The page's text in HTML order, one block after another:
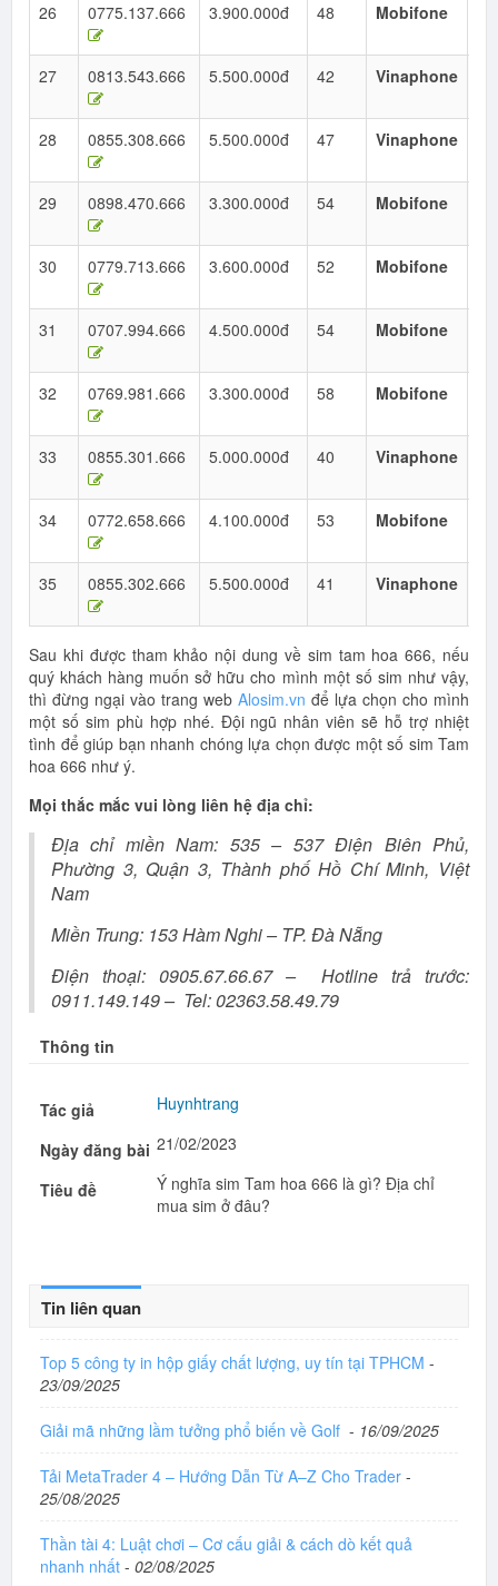
26
0775.137.666 3.900.000đ 48 Mobifone
27
0813.543.666 5.500.000đ 42 Vinaphone
28
0855.308.666 5.500.000đ 47 Vinaphone
29
0898.470.666 3.300.000đ 54 Mobifone
30
0779.713.666 3.600.000đ 52 Mobifone
31
0707.994.666 4.500.000đ 54 Mobifone
32
0769.981.666 3.300.000đ 58 Mobifone
33
0855.301.666 5.000.000đ 40 Vinaphone
34
0772.658.666 4.100.000đ 53 Mobifone
35
0855.302.666 5.500.000đ 41 Vinaphone
Sau khi được tham khảo nội dung về sim tam hoa 666, nếu
quý khách hàng muốn sở hữu cho mình một số sim như vậy,
thì đừng ngại vào trang web Alosim.vn để lựa chọn cho mình
một số sim phù hợp nhé. Đội ngũ nhân viên sẽ hỗ trợ nhiệt
tình để giúp bạn nhanh chóng lựa chọn được một số sim Tam
hoa 666 như ý.
Mọi thắc mắc vui lòng liên hệ địa chỉ:
Địa chỉ miền Nam: 535 – 537 Điện Biên Phủ,
Phường 3, Quận 3, Thành phố Hồ Chí Minh, Việt
Nam
Miền Trung: 153 Hàm Nghi – TP. Đà Nẵng
Điện thoại: 0905.67.66.67 – Hotline trả trước:
0911.149.149 – Tel: 02363.58.49.79
Thông tin
Tác giả Huynhtrang
Ngày đăng bài 21/02/2023
Tiêu đề
Ý nghĩa sim Tam hoa 666 là gì? Địa chỉ
mua sim ở đâu?
Tin liên quan
Top 5 công ty in hộp giấy chất lượng, uy tín tại TPHCM -
23/09/2025
Giải mã những lầm tưởng phổ biến về Golf - 16/09/2025
Tải MetaTrader 4 – Hướng Dẫn Từ A–Z Cho Trader -
25/08/2025
Thần tài 4: Luật chơi – Cơ cấu giải & cách dò kết quả
nhanh nhất - 02/08/2025